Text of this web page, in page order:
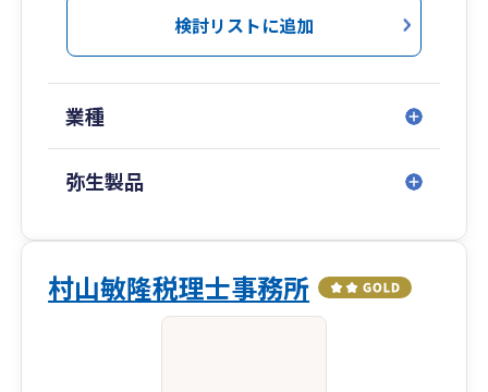
検討リストに追加
業種
弥生製品
村山敏隆税理士事務所